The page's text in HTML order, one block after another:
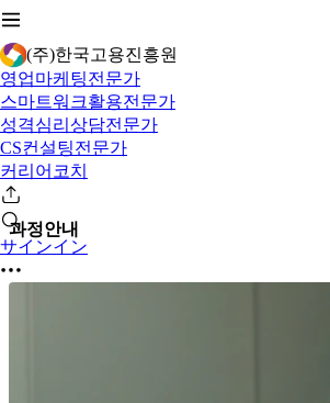
(주)한국고용진흥원
영업마케팅전문가
스마트워크활용전문가
성격심리상담전문가
CS컨설팅전문가
커리어코치
サインイン
과정안내